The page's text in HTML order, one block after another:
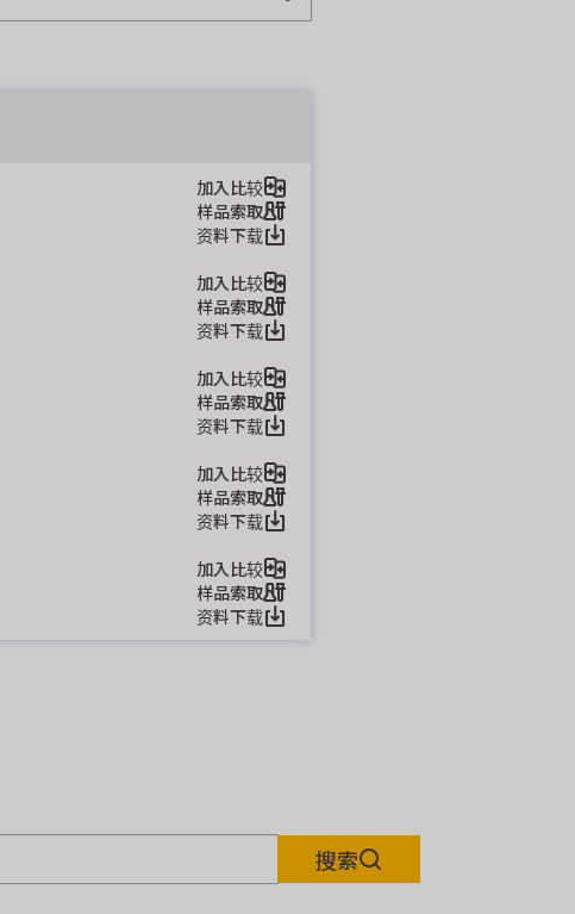
加入比较
样品索取
资料下载
加入比较
样品索取
资料下载
加入比较
样品索取
资料下载
加入比较
样品索取
资料下载
加入比较
样品索取
资料下载
搜索